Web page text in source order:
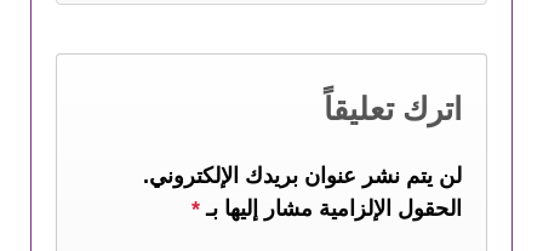
اترك تعليقاً
لن يتم نشر عنوان بريدك الإلكتروني.
الحقول الإلزامية مشار إليها بـ *